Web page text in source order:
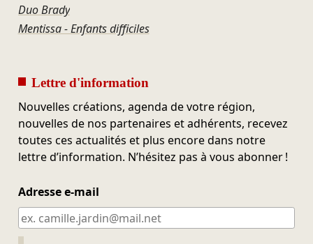
Duo Brady
Mentissa - Enfants difficiles
Lettre d'information
Nouvelles créations, agenda de votre région,
nouvelles de nos partenaires et adhérents, recevez
toutes ces actualités et plus encore dans notre
lettre d’information. N’hésitez pas à vous abonner !
Adresse e-mail